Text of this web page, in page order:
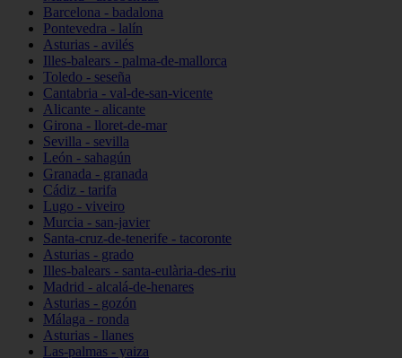
Barcelona - badalona
Pontevedra - lalín
Asturias - avilés
Illes-balears - palma-de-mallorca
Toledo - seseña
Cantabria - val-de-san-vicente
Alicante - alicante
Girona - lloret-de-mar
Sevilla - sevilla
León - sahagún
Granada - granada
Cádiz - tarifa
Lugo - viveiro
Murcia - san-javier
Santa-cruz-de-tenerife - tacoronte
Asturias - grado
Illes-balears - santa-eulària-des-riu
Madrid - alcalá-de-henares
Asturias - gozón
Málaga - ronda
Asturias - llanes
Las-palmas - yaiza